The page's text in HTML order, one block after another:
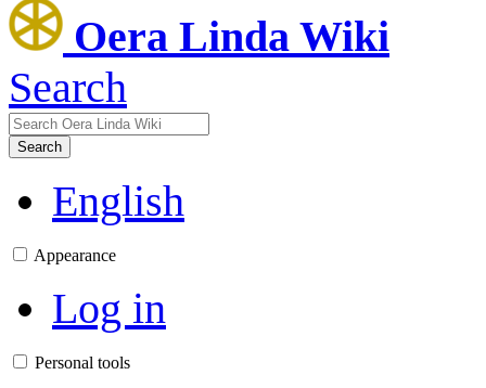
Oera Linda Wiki
Search
Search
English
Appearance
Log in
Personal tools